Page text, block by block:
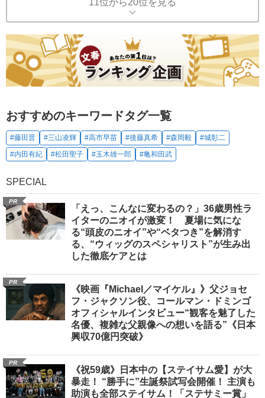
おすすめのキーワードタグ一覧
#藤田晋 #三山凌輝 #高市早苗 #後藤真希 #森岡毅
#城彰二
#内田有紀
#松田聖子 #玉木雄一郎 #亀和田武
SPECIAL
PR
「えっ、こんなに変わるの？」36歳男性ラ
イターのニオイが激変！ 夏場に気にな
る“頭皮のニオイ”や“ベタつき”を解消す
る、“ウィッグのスペシャリスト”が生み出
した徹底ケアとは
PR
《映画『Michael／マイケル』》父ジョセ
フ・ジャクソン役、コールマン・ドミンゴ
オフィシャルインタビュー“観客を魅了した
名優、複雑な父親像への想いを語る”《日本
興収70億円突破》
PR
《祝59歳》日本中の【ステイサム愛】が大
暴走！ “勝手に”生誕祭試写会開催！ 主演も
助演も全部ステイサム！「ステサミー賞」